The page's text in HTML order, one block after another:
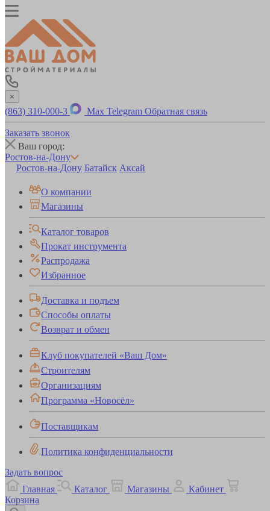
×
(863) 310-000-3 Max Telegram Обратная связь
Заказать звонок
Ваш город:
Ростов-на-Дону
Ростов-на-Дону Батайск Аксай
О компании
Магазины
Каталог товаров
Прокат инструмента
Распродажа
Избранное
Доставка и подъем
Способы оплаты
Возврат и обмен
Клуб покупателей «Ваш Дом»
Строителям
Организациям
Программа «Новосёл»
Поставщикам
Политика конфиденциальности
Задать вопрос
Главная
Каталог Магазины
Кабинет
Корзина